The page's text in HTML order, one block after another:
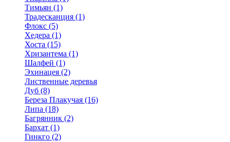
Тимьян (1)
Традесканция (1)
Флокс (5)
Хедера (1)
Хоста (15)
Хризантема (1)
Шалфей (1)
Эхинацея (2)
Лиственные деревья
Дуб (8)
Береза Плакучая (16)
Липа (18)
Багрянник (2)
Бархат (1)
Гинкго (2)